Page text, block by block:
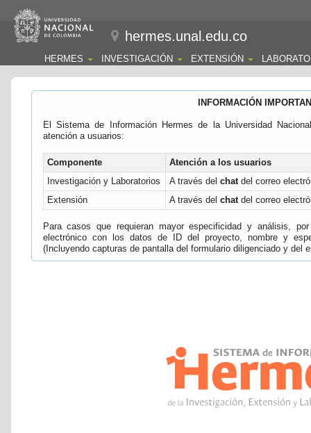
hermes.unal.edu.co
HERMES INVESTIGACIÓN EXTENSIÓN
INFORMACIÓN
El Sistema de Información Hermes de la Universidad
atención a usuarios:
Componente
Atención a los usuarios
Investigación y Laboratorios
A través del chatdel correo
Extensión
A través del chatdel correo
Para casos que requieran mayor especificidad y análisis,
electrónico con los datos de ID del proyecto, nombre y
(Incluyendo capturas de pantalla del formulario diligenciado y del